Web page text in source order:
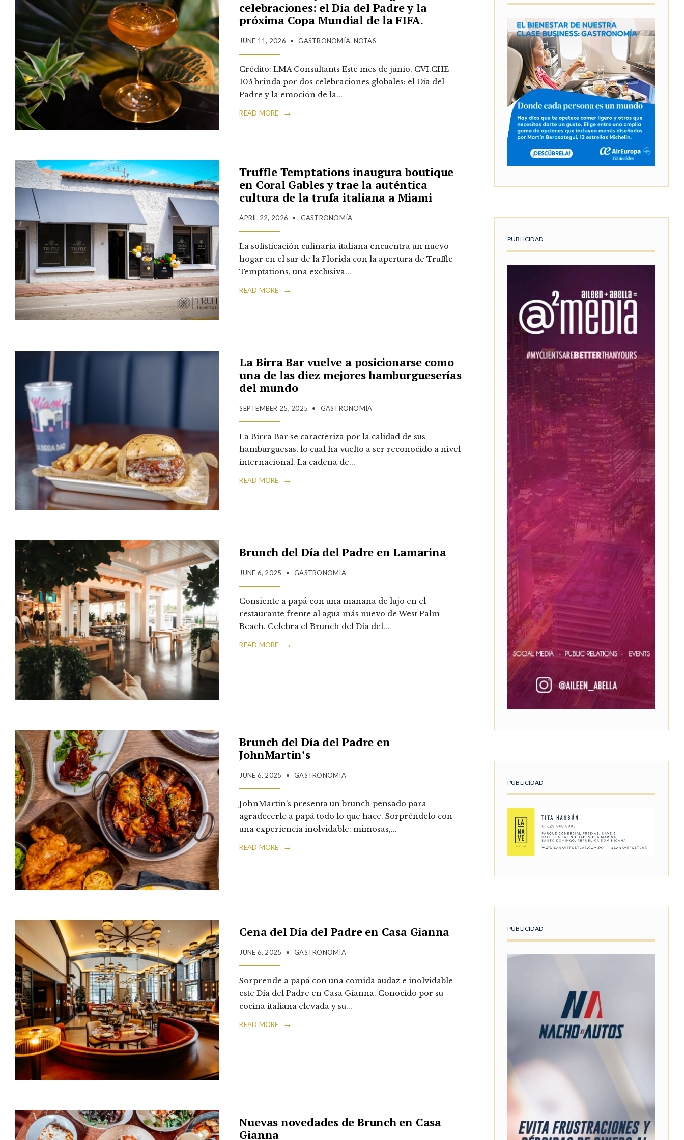
celebraciones: el Día del Padre y la
próxima Copa Mundial de la FIFA.
JUNE 11, 2026 • GASTRONOMÍA, NOTAS
Crédito: LMA Consultants Este mes de junio, CVI.CHE
105 brinda por dos celebraciones globales: el Día del
Padre y la emoción de la...
READ MORE →
Truffle Temptations inaugura boutique
en Coral Gables y trae la auténtica
cultura de la trufa italiana a Miami
APRIL 22, 2026 • GASTRONOMÍA
La sofisticación culinaria italiana encuentra un nuevo
hogar en el sur de la Florida con la apertura de Truffle
Temptations, una exclusiva...
READ MORE →
La Birra Bar vuelve a posicionarse como
una de las diez mejores hamburgueserías
del mundo
SEPTEMBER 25, 2025 • GASTRONOMÍA
La Birra Bar se caracteriza por la calidad de sus
hamburguesas, lo cual ha vuelto a ser reconocido a nivel
internacional. La cadena de...
READ MORE →
Brunch del Día del Padre en Lamarina
JUNE 6, 2025 • GASTRONOMÍA
Consiente a papá con una mañana de lujo en el
restaurante frente al agua más nuevo de West Palm
Beach. Celebra el Brunch del Día del...
READ MORE →
Brunch del Día del Padre en
JohnMartin’s
JUNE 6, 2025 • GASTRONOMÍA
JohnMartin’s presenta un brunch pensado para
agradecerle a papá todo lo que hace. Sorpréndelo con
una experiencia inolvidable: mimosas,...
READ MORE →
Cena del Día del Padre en Casa Gianna
JUNE 6, 2025 • GASTRONOMÍA
Sorprende a papá con una comida audaz e inolvidable
este Día del Padre en Casa Gianna. Conocido por su
cocina italiana elevada y su...
READ MORE →
Nuevas novedades de Brunch en Casa
Gianna
PUBLICIDAD
PUBLICIDAD
PUBLICIDAD